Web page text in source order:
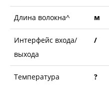
Длина волокна^ м
Интерфейс входа/
выхода
/
Температура
?